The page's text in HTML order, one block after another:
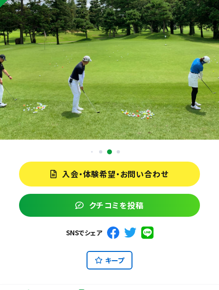
入会・体験希望・お問い合わせ
クチコミを投稿
SNSでシェア
キープ